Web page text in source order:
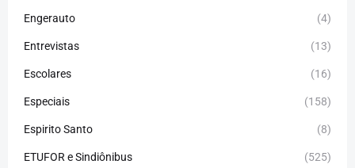
Engerauto (4)
Entrevistas (13)
Escolares (16)
Especiais (158)
Espirito Santo (8)
ETUFOR e Sindiônibus (525)